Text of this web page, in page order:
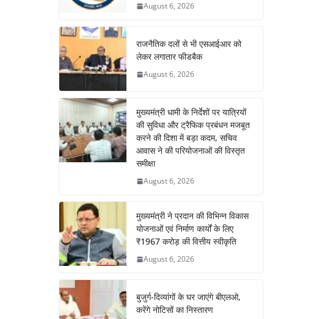
August 6, 2026
राजनैतिक दलों से भी एसआईआर को
लेकर लगातार फीडबैक
August 6, 2026
मुख्यमंत्री धामी के निर्देशों पर यात्रियों
की सुविधा और ट्रैफिक प्रबंधन मजबूत
करने की दिशा में बड़ा कदम, सचिव
आवास ने की परियोजनाओं की विस्तृत
समीक्षा
August 6, 2026
मुख्यमंत्री ने प्रदान की विभिन्न विकास
योजनाओं एवं निर्माण कार्यों के लिए
₹1967 करोड़ की वित्तीय स्वीकृति
August 6, 2026
बुजुर्ग-दिव्यांगों के घर जाएंगे बीएलओ,
करेंगे नोटिसों का निस्तारण